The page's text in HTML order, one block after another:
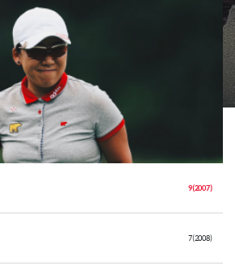
9(2007)
7(2008)